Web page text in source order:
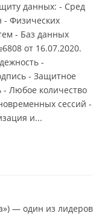
данных: - Сред
- Физических
- Баз данных
от 16.07.2020.
-
- Защитное
- Любое количество
сессий -
и...
— один из лидеров